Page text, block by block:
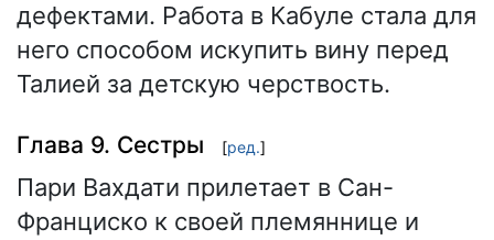
дефектами. Работа в Кабуле стала для
него способом искупить вину перед
Талией за детскую черствость.
Глава 9. Сестры [ред.]
Пари Вахдати прилетает в Сан-
Франциско к своей племяннице и